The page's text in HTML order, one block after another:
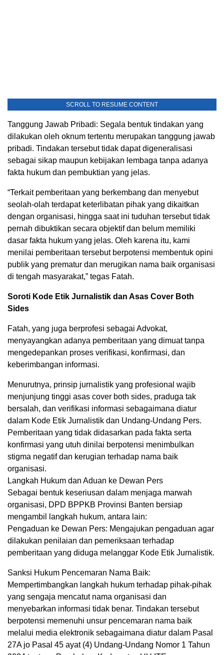
SCROLL TO RESUME CONTENT
Tanggung Jawab Pribadi: Segala bentuk tindakan yang
dilakukan oleh oknum tertentu merupakan tanggung jawab
pribadi. Tindakan tersebut tidak dapat digeneralisasi
sebagai sikap maupun kebijakan lembaga tanpa adanya
fakta hukum dan pembuktian yang jelas.
“Terkait pemberitaan yang berkembang dan menyebut
seolah-olah terdapat keterlibatan pihak yang dikaitkan
dengan organisasi, hingga saat ini tuduhan tersebut tidak
pernah dibuktikan secara objektif dan belum memiliki
dasar fakta hukum yang jelas. Oleh karena itu, kami
menilai pemberitaan tersebut berpotensi membentuk opini
publik yang prematur dan merugikan nama baik organisasi
di tengah masyarakat,” tegas Fatah.
Soroti Kode Etik Jurnalistik dan Asas Cover Both
Sides
Fatah, yang juga berprofesi sebagai Advokat,
menyayangkan adanya pemberitaan yang dimuat tanpa
mengedepankan proses verifikasi, konfirmasi, dan
keberimbangan informasi.
Menurutnya, prinsip jurnalistik yang profesional wajib
menjunjung tinggi asas cover both sides, praduga tak
bersalah, dan verifikasi informasi sebagaimana diatur
dalam Kode Etik Jurnalistik dan Undang-Undang Pers.
Pemberitaan yang tidak didasarkan pada fakta serta
konfirmasi yang utuh dinilai berpotensi menimbulkan
stigma negatif dan kerugian terhadap nama baik
organisasi.
Langkah Hukum dan Aduan ke Dewan Pers
Sebagai bentuk keseriusan dalam menjaga marwah
organisasi, DPD BPPKB Provinsi Banten bersiap
mengambil langkah hukum, antara lain:
Pengaduan ke Dewan Pers: Mengajukan pengaduan agar
dilakukan penilaian dan pemeriksaan terhadap
pemberitaan yang diduga melanggar Kode Etik Jurnalistik.
Sanksi Hukum Pencemaran Nama Baik:
Mempertimbangkan langkah hukum terhadap pihak-pihak
yang sengaja mencatut nama organisasi dan
menyebarkan informasi tidak benar. Tindakan tersebut
berpotensi memenuhi unsur pencemaran nama baik
melalui media elektronik sebagaimana diatur dalam Pasal
27A jo Pasal 45 ayat (4) Undang-Undang Nomor 1 Tahun